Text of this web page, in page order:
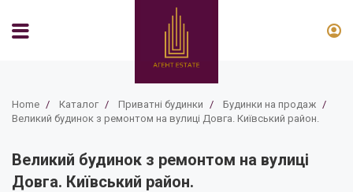
Home / Каталог / Приватні будинки / Будинки на продаж /
Великий будинок з ремонтом на вулиці Довга. Київський район.
Великий будинок з ремонтом на вулиці
Довга. Київський район.